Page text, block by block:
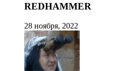
REDHAMMER
28 ноября, 2022